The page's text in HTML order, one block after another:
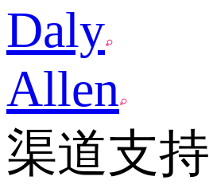
Daly
Allen
渠道支持